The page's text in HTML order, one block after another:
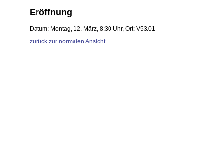
Eröffnung
Datum: Montag, 12. März, 8:30 Uhr, Ort: V53.01
zurück zur normalen Ansicht